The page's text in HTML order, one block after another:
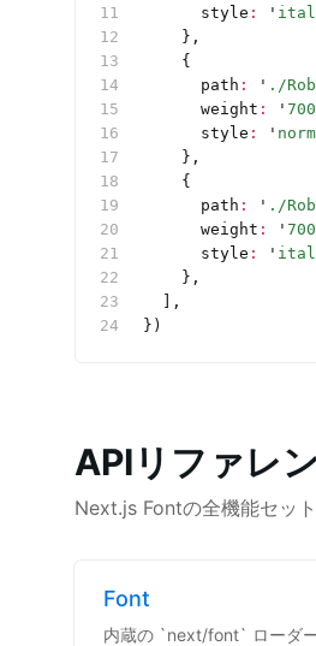
      style
: '
    },
    {
      path
: ' ./
      weight
: ' 700
      style
: '
    },
    {
      path
: ' ./
      weight
: ' 700
      style
: '
    },
  ],
})
APIリファレ
Next.js Fontの全機能セッ
Font
内蔵の `next/font` ローダ